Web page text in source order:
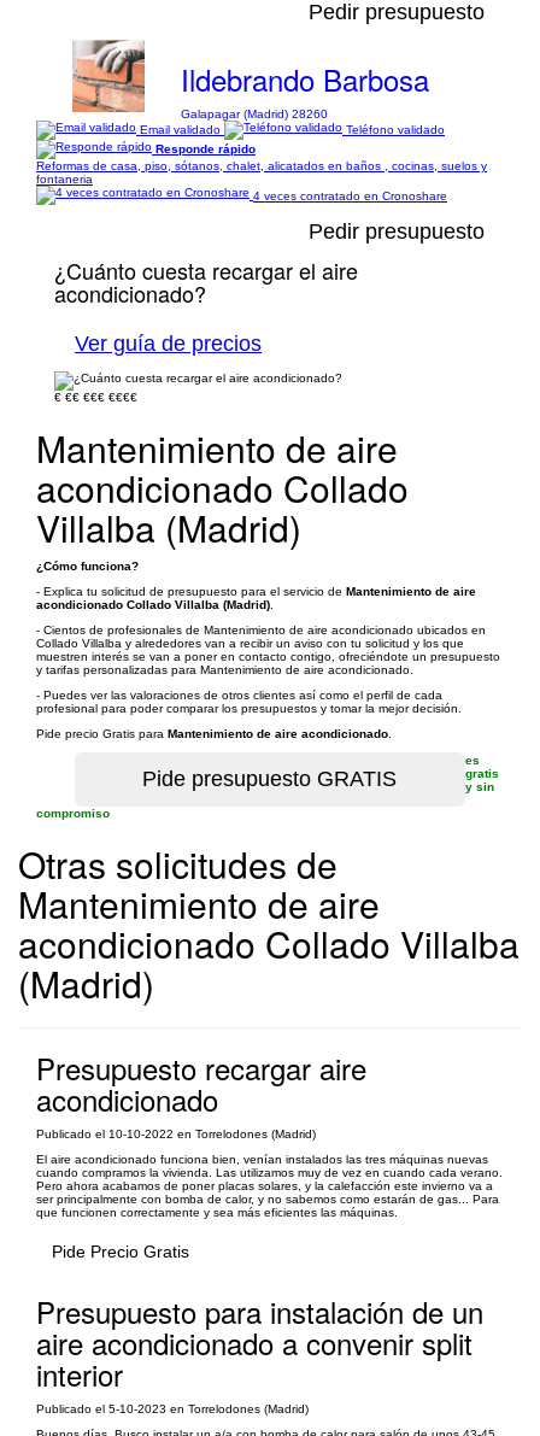
Pedir presupuesto
Ildebrando Barbosa
Galapagar (Madrid) 28260
Email validado
Teléfono validado
Responde rápido
Reformas de casa, piso, sótanos, chalet, alicatados en baños , cocinas, suelos y
fontaneria
4 veces contratado en Cronoshare
Pedir presupuesto
¿Cuánto cuesta recargar el aire
acondicionado?
Ver guía de precios
€ €€ €€€ €€€€
Mantenimiento de aire
acondicionado Collado
Villalba (Madrid)
¿Cómo funciona?
- Explica tu solicitud de presupuesto para el servicio de Mantenimiento de aire
acondicionado Collado Villalba (Madrid)
- Cientos de profesionales de Mantenimiento de aire acondicionado ubicados en
Collado Villalba y alrededores van a recibir un aviso con tu solicitud y los que
muestren interés se van a poner en contacto contigo, ofreciéndote un presupuesto
y tarifas personalizadas para Mantenimiento de aire acondicionado.
- Puedes ver las valoraciones de otros clientes así como el perfil de cada
profesional para poder comparar los presupuestos y tomar la mejor decisión.
Pide precio Gratis para Mantenimiento de aire acondicionado
es
gratis
y sin
compromiso
Otras solicitudes de
Mantenimiento de aire
acondicionado Collado Villalba
(Madrid)
Presupuesto recargar aire
acondicionado
Publicado el 10-10-2022 en Torrelodones (Madrid)
El aire acondicionado funciona bien, venían instalados las tres máquinas nuevas
cuando compramos la vivienda. Las utilizamos muy de vez en cuando cada verano.
Pero ahora acabamos de poner placas solares, y la calefacción este invierno va a
ser principalmente con bomba de calor, y no sabemos como estarán de gas... Para
que funcionen correctamente y sea más eficientes las máquinas.
Pide Precio Gratis
Presupuesto para instalación de un
aire acondicionado a convenir split
interior
Publicado el 5-10-2023 en Torrelodones (Madrid)